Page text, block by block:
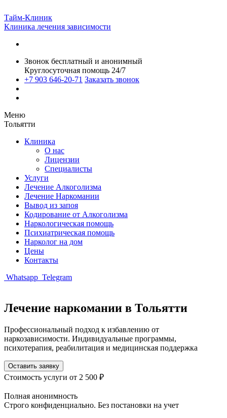
Тайм-Клиник
Клиника лечения зависимости
Звонок бесплатный и анонимный
Круглосуточная помощь 24/7
+7 903 646-20-71 Заказать звонок
Меню
Тольятти
Клиника
О нас
Лицензии
Специалисты
Услуги
Лечение Алкоголизма
Лечение Наркомании
Вывод из запоя
Кодирование от Алкоголизма
Наркологическая помощь
Психиатрическая помощь
Нарколог на дом
Цены
Контакты
Whatsapp Telegram
Лечение наркомании в Тольятти
Профессиональный подход к избавлению от
наркозависимости. Индивидуальные программы,
психотерапия, реабилитация и медицинская поддержка
Оставить заявку
Стоимость услуги от 2 500 ₽
Полная анонимность
Строго конфиденциально. Без постановки на учет